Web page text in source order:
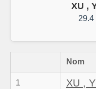
XU ,
29.4
Nom
1 XU ,